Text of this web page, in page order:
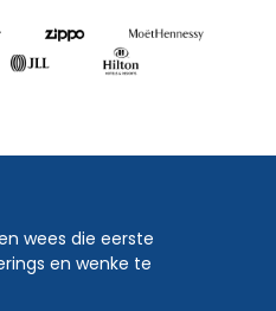
wees die eerste
en wenke te